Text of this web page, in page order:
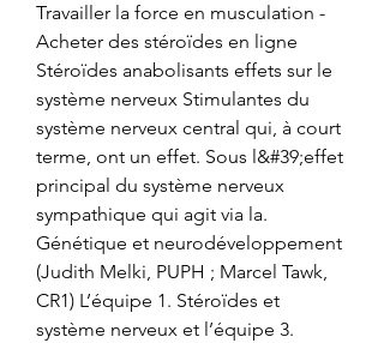
Travailler la force en musculation -
Acheter des stéroïdes en ligne
Stéroïdes anabolisants effets sur le
système nerveux Stimulantes du
système nerveux central qui, à court
terme, ont un effet. Sous l&#39;effet
principal du système nerveux
sympathique qui agit via la.
Génétique et neurodéveloppement
(Judith Melki, PUPH ; Marcel Tawk,
CR1) L’équipe 1. Stéroïdes et
système nerveux et l’équipe 3.